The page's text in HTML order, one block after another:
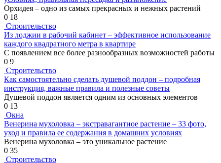
Орхидея – одно из самых прекрасных и нежных растений
0 18
Строительство
Из лоджии в рабочий кабинет – эффективное использование
каждого квадратного метра в квартире
С появлением все более разнообразных возможностей работы
0 9
Строительство
Как самостоятельно сделать душевой поддон – подробная
инструкция, важные правила и полезные советы
Душевой поддон является одним из основных элементов
0 13
Окна
Венерина мухоловка – экстравагантное растение – 33 фото,
уход и правила ее содержания в домашних условиях
Венерина мухоловка – это уникальное растение
0 35
Строительство